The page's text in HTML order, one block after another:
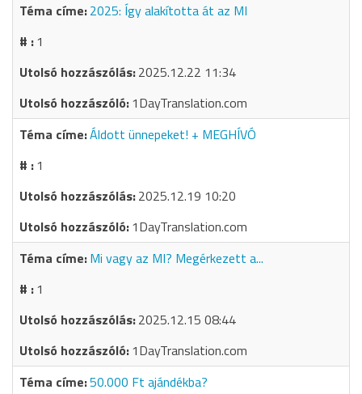
2025: Így alakította át az MI
1
2025.12.22 11:34
1DayTranslation.com
Áldott ünnepeket! + MEGHÍVÓ
1
2025.12.19 10:20
1DayTranslation.com
Mi vagy az MI? Megérkezett a...
1
2025.12.15 08:44
1DayTranslation.com
50.000 Ft ajándékba?